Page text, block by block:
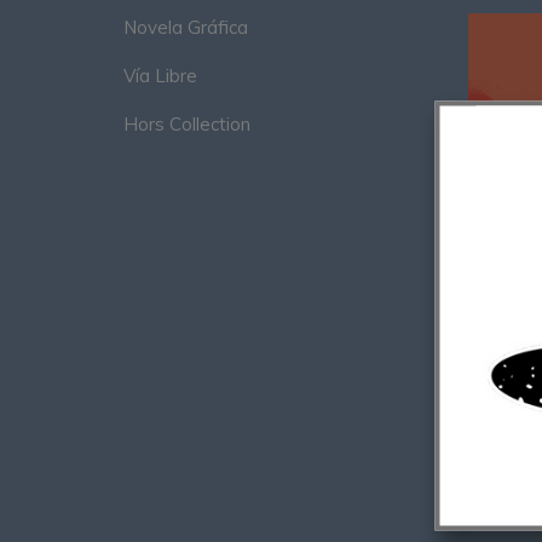
Novela Gráfica
Vía Libre
Hors Collection